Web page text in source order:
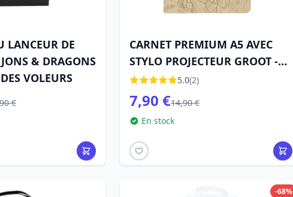
LANCEUR DE
& DRAGONS
VOLEURS
€
CARNET PREMIUM A5 AVEC
STYLO PROJECTEUR GROOT -
MARVEL 5.0(2)
7,90 €14,90 €
En stock
-68%